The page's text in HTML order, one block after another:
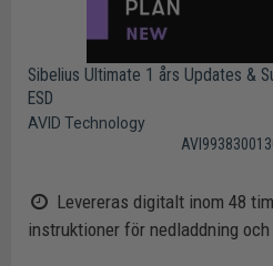
Sibelius Ultimate 1 års Updates &
ESD
AVID Technology
Levereras digitalt inom 48
instruktioner för nedladdning